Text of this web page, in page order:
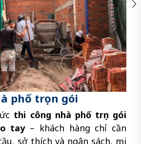
phố trọn gói
thi công nhà phố trọn gói
tay– khách hàng chỉ cần
sở thích và ngân sách, mọi